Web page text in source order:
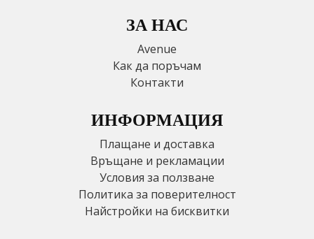
ЗА НАС
Avenue
Как да поръчам
Контакти
ИНФОРМАЦИЯ
Плащане и доставка
Връщане и рекламации
Условия за ползване
Политика за поверителност
Найстройки на бисквитки